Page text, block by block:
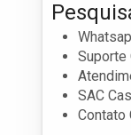
Suporte
SAC
Contato